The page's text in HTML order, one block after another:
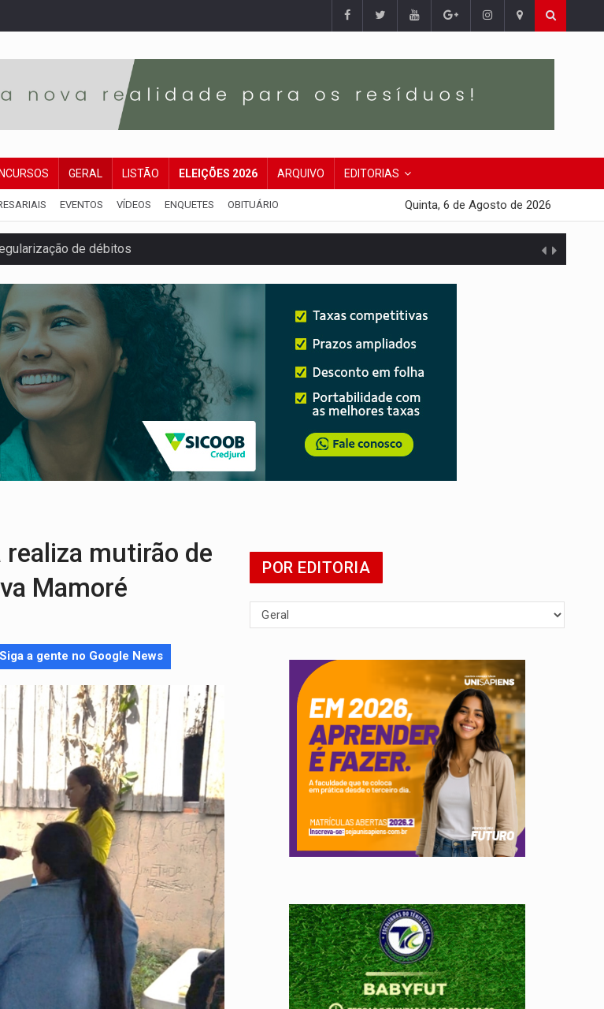
GERAL LISTÃO ELEIÇÕES 2026 ARQUIVO EDITORIAS
EVENTOS VÍDEOS ENQUETES OBITUÁRIO Quinta, 6 de Agosto de 2026
de débitos
com geladeiras e ventiladores novos
de prisão em Espigão do Oeste
com erro 451
para acelerar negócios
na BR-364
de Rondônia
de 7,3 mil participantes
realiza mutirão de
Mamoré
Siga a gente no Google News
POR EDITORIA